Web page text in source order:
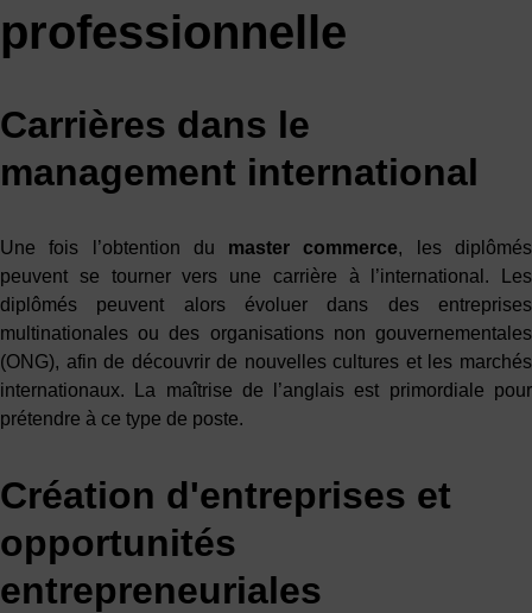
professionnelle
Carrières dans le
management international
Une fois l’obtention du master commerce, les diplômés
peuvent se tourner vers une carrière à l’international. Les
diplômés peuvent alors évoluer dans des entreprises
multinationales ou des organisations non gouvernementales
(ONG), afin de découvrir de nouvelles cultures et les marchés
internationaux. La maîtrise de l’anglais est primordiale pour
prétendre à ce type de poste.
Création d'entreprises et
opportunités
entrepreneuriales